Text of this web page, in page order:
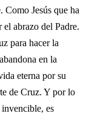
Como Jesús que ha
el abrazo del Padre.
para hacer la
en la
eterna por su
de Cruz. Y por lo
es